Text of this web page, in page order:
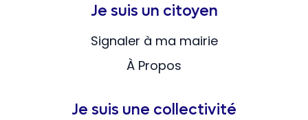
Je suis un citoyen
Signaler à ma mairie
À Propos
Je suis une collectivité